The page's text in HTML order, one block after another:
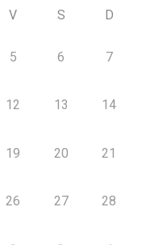
V S D
5 6 7
12 13 14
19 20 21
26 27 28